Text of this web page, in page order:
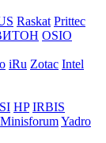
Raskat Prittec
OSIO
iRu Zotac Intel
HP IRBIS
MinisforumYadro